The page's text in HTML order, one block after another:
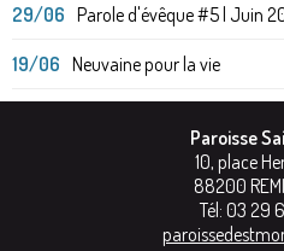
29/06 Parole d'évêque #5 | Juin
19/06 Neuvaine pour la vie
Paroisse
10, place
88200
Tél: 03 29